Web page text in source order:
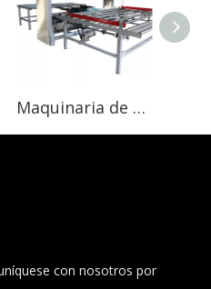
Maquinaria de embalaje de cubiertas de colchones fabricada en China mediante una máquina de colchones chinos de plástico suave
con nosotros por